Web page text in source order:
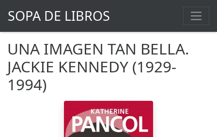
SOPA DE LIBROS
UNA IMAGEN TAN BELLA.
JACKIE KENNEDY (1929-
1994)